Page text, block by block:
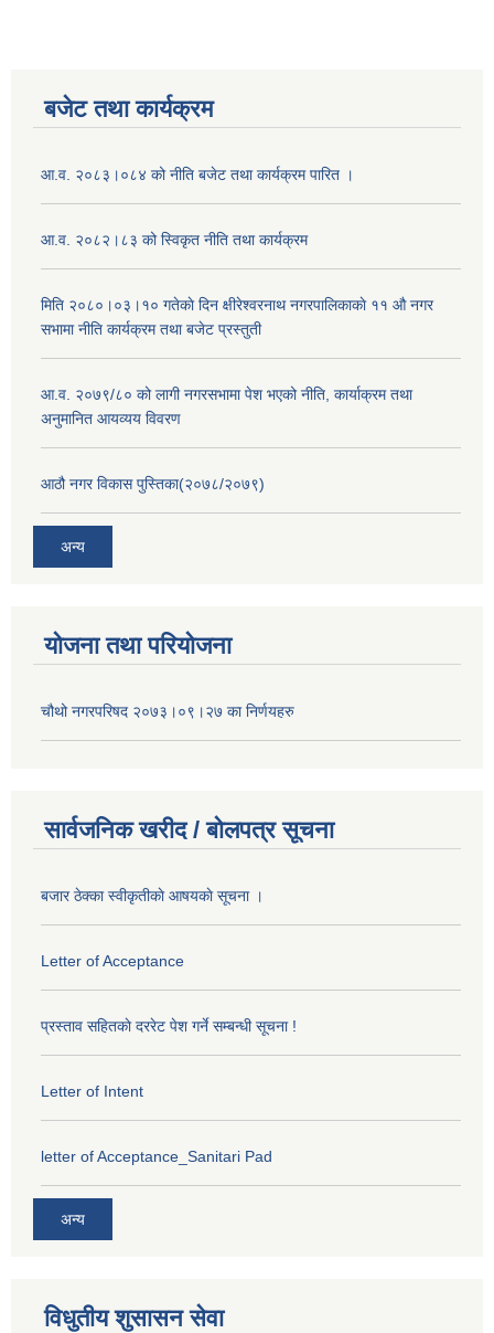
बजेट तथा कार्यक्रम
आ.व. २०८३।०८४ को नीति बजेट तथा कार्यक्रम पारित ।
आ.व. २०८२।८३ को स्विकृत नीति तथा कार्यक्रम
मिति २०८०।०३।१० गतेकाे दिन क्षीरेश्वरनाथ नगरपालिकाकाे ११ ‍औ नगर
सभामा नीति कार्यक्रम तथा बजेट प्रस्तुती
आ.व. २०७९/८० को लागी नगरसभामा पेश भएको नीति, कार्याक्रम तथा
अनुमानित आयव्यय विवरण
आठौ नगर विकास पुस्तिका(२०७८/२०७९)
अन्य
योजना तथा परियोजना
चौथो नगरपरिषद २०७३।०९।२७ का निर्णयहरु
सार्वजनिक खरीद / बोलपत्र सूचना
बजार ठेक्का स्वीकृतीकाे आषयकाे सूचना ।
Letter of Acceptance
प्रस्ताव सहितकाे दररेट पेश गर्ने सम्बन्धी सूचना !
Letter of Intent
letter of Acceptance_Sanitari Pad
अन्य
विधुतीय शुसासन सेवा